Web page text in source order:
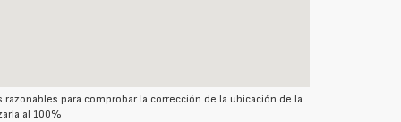
para comprobar la corrección de la ubicación de la
al 100%